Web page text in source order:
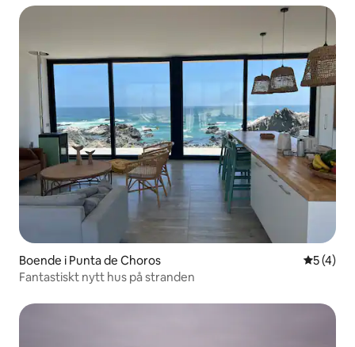
Boende i Punta de Choros 5 av 5 i
5 (4)
Fantastiskt nytt hus på stranden